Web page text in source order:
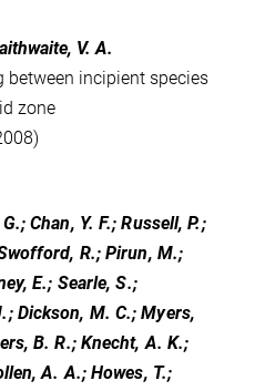
V. A.
between incipient species
zone
Chan, Y. F.; Russell, P.;
R.; Pirun, M.;
E.; Searle, S.;
Dickson, M. C.; Myers,
B. R.; Knecht, A. K.;
A. A.; Howes, T.;